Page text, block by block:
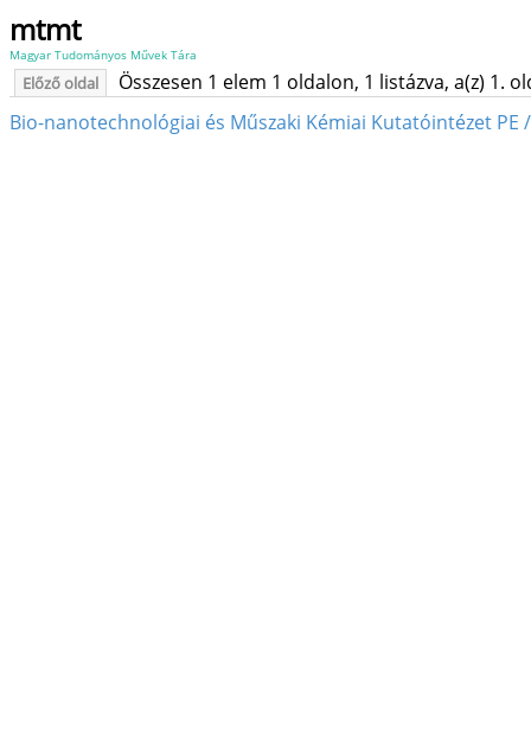
mtmt
Magyar Tudományos Művek Tára
Előző oldal
Összesen 1 elem 1 oldalon, 1 listázva, a(z) 1.
Bio-nanotechnológiai és Műszaki Kémiai Kutatóintézet PE